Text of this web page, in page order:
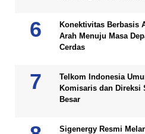
Konektivitas Berbasis
Arah Menuju Masa
Cerdas
Telkom Indonesia
Komisaris dan Direksi
Besar
Sigenergy Resmi